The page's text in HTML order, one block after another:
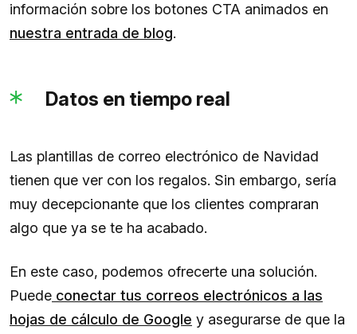
información sobre los botones CTA animados en
nuestra entrada de blog.
Datos en tiempo real
Las plantillas de correo electrónico de Navidad
tienen que ver con los regalos. Sin embargo, sería
muy decepcionante que los clientes compraran
algo que ya se te ha acabado.
En este caso, podemos ofrecerte una solución.
Puede conectar tus correos electrónicos a las
hojas de cálculo de Google y asegurarse de que la